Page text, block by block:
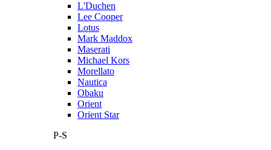
L'Duchen
Lee Cooper
Lotus
Mark Maddox
Maserati
Michael Kors
Morellato
Nautica
Obaku
Orient
Orient Star
P-S